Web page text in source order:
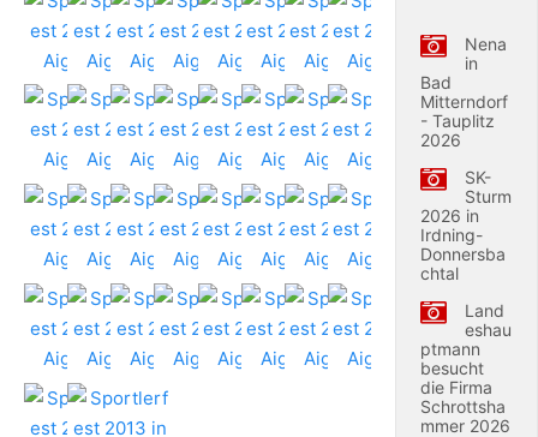
Nena
in
Bad
Mitterndorf
- Tauplitz
2026
SK-
Sturm
2026 in
Irdning-
Donnersba
chtal
Land
eshau
ptmann
besucht
die Firma
Schrottsha
mmer 2026